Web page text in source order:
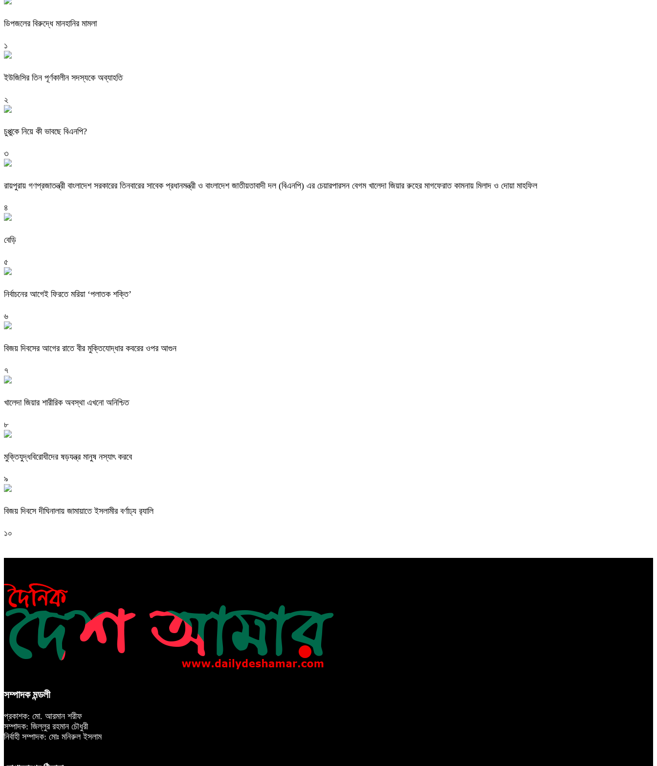
ডিপজলের বিরুদ্ধে মানহানির মামলা
১
ইউজিসির তিন পূর্ণকালীন সদস্যকে অব্যাহতি
২
চুপ্পুকে নিয়ে কী ভাবছে বিএনপি?
৩
রায়পুরায় গণপ্রজাতন্ত্রী বাংলাদেশ সরকারের তিনবারের সাবেক প্রধানমন্ত্রী ও বাংলাদেশ জাতীয়তাবাদী দল (বিএনপি) এর চেয়ারপারসন বেগম খালেদা জিয়ার রুহের মাগফেরাত কামনায় মিলাদ ও দোয়া মাহফিল
৪
বেড়ি
৫
নির্বাচনের আগেই ফিরতে মরিয়া ‘পলাতক শক্তি’
৬
বিজয় দিবসের আগের রাতে বীর মুক্তিযোদ্ধার কবরের ওপর আগুন
৭
খালেদা জিয়ার শারীরিক অবস্থা এখনো অনিশ্চিত
৮
মুক্তিযুদ্ধবিরোধীদের ষড়যন্ত্র মানুষ নস্যাৎ করবে
৯
বিজয় দিবসে দীঘিনালায় জামায়াতে ইসলামীর বর্ণাঢ্য র‍্যালি
১০
সম্পাদক মন্ডলী
প্রকাশক: মো. আরমান শরীফ
সম্পাদক: জিল্লুর রহমান চৌধুরী
নির্বাহী সম্পাদক: মোঃ মনিরুল ইসলাম